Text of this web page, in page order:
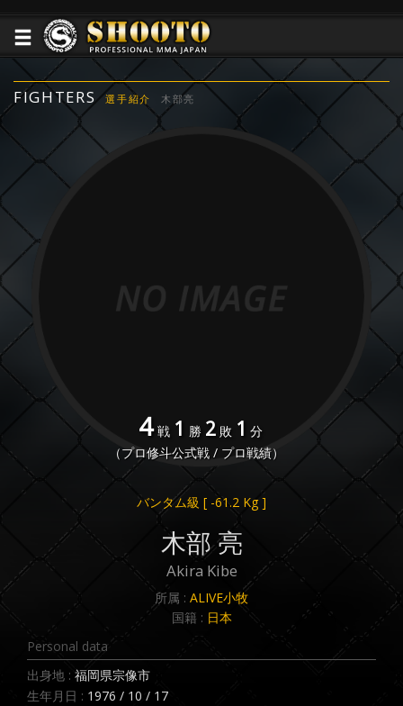
FIGHTERS 選手紹介 木部亮
4 戦 1 勝 2 敗 1 分
（プロ修斗公式戦 / プロ戦績）
バンタム級 [ -61.2 Kg ]
木部 亮
Akira Kibe
所属 : ALIVE小牧
国籍 : 日本
Personal data
出身地 : 福岡県宗像市
生年月日 : 1976 / 10 / 17